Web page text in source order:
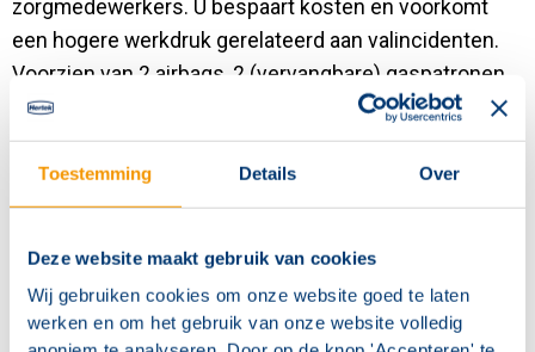
Toestemming Details Over
Deze website maakt gebruik van cookies
Wij gebruiken cookies om onze website goed te laten
werken en om het gebruik van onze website volledig
zorgmedewerkers. U bespaart kosten en voorkomt
een hogere werkdruk gerelateerd aan valincidenten.
Voorzien van 2 airbags, 2 (vervangbare) gaspatronen
en 6 sensoren.
Voorkomt een heupfractuur
Comfortabel en gebruiksvriendelijk
Onzichtbaar onder kleding